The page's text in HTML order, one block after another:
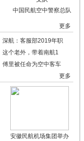
中国民航空中警察总队
更多
深航：客服部2019年职
这个老外，带着南航1
傅里被任命为空中客车
更多
安徽民航机场集团举办